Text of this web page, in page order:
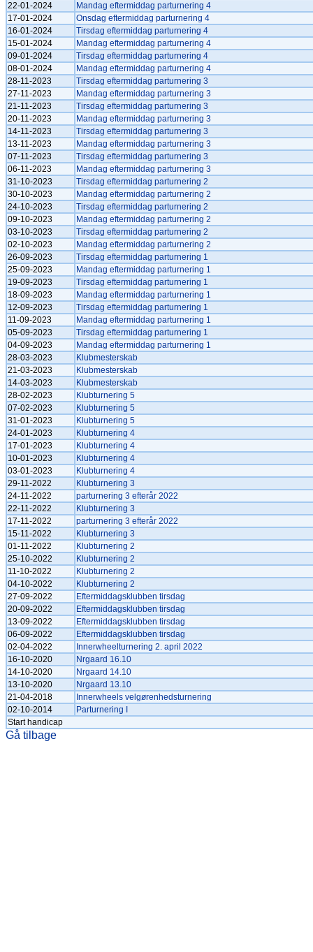
22-01-2024
Mandag eftermiddag parturnering 4
17-01-2024
Onsdag eftermiddag parturnering 4
16-01-2024
Tirsdag eftermiddag parturnering 4
15-01-2024
Mandag eftermiddag parturnering 4
09-01-2024
Tirsdag eftermiddag parturnering 4
08-01-2024
Mandag eftermiddag parturnering 4
28-11-2023
Tirsdag eftermiddag parturnering 3
27-11-2023
Mandag eftermiddag parturnering 3
21-11-2023
Tirsdag eftermiddag parturnering 3
20-11-2023
Mandag eftermiddag parturnering 3
14-11-2023
Tirsdag eftermiddag parturnering 3
13-11-2023
Mandag eftermiddag parturnering 3
07-11-2023
Tirsdag eftermiddag parturnering 3
06-11-2023
Mandag eftermiddag parturnering 3
31-10-2023
Tirsdag eftermiddag parturnering 2
30-10-2023
Mandag eftermiddag parturnering 2
24-10-2023
Tirsdag eftermiddag parturnering 2
09-10-2023
Mandag eftermiddag parturnering 2
03-10-2023
Tirsdag eftermiddag parturnering 2
02-10-2023
Mandag eftermiddag parturnering 2
26-09-2023
Tirsdag eftermiddag parturnering 1
25-09-2023
Mandag eftermiddag parturnering 1
19-09-2023
Tirsdag eftermiddag parturnering 1
18-09-2023
Mandag eftermiddag parturnering 1
12-09-2023
Tirsdag eftermiddag parturnering 1
11-09-2023
Mandag eftermiddag parturnering 1
05-09-2023
Tirsdag eftermiddag parturnering 1
04-09-2023
Mandag eftermiddag parturnering 1
28-03-2023
Klubmesterskab
21-03-2023
Klubmesterskab
14-03-2023
Klubmesterskab
28-02-2023
Klubturnering 5
07-02-2023
Klubturnering 5
31-01-2023
Klubturnering 5
24-01-2023
Klubturnering 4
17-01-2023
Klubturnering 4
10-01-2023
Klubturnering 4
03-01-2023
Klubturnering 4
29-11-2022
Klubturnering 3
24-11-2022
parturnering 3 efterår 2022
22-11-2022
Klubturnering 3
17-11-2022
parturnering 3 efterår 2022
15-11-2022
Klubturnering 3
01-11-2022
Klubturnering 2
25-10-2022
Klubturnering 2
11-10-2022
Klubturnering 2
04-10-2022
Klubturnering 2
27-09-2022
Eftermiddagsklubben tirsdag
20-09-2022
Eftermiddagsklubben tirsdag
13-09-2022
Eftermiddagsklubben tirsdag
06-09-2022
Eftermiddagsklubben tirsdag
02-04-2022
Innerwheelturnering 2. april 2022
16-10-2020
Nrgaard 16.10
14-10-2020
Nrgaard 14.10
13-10-2020
Nrgaard 13.10
21-04-2018
Innerwheels velgørenhedsturnering
02-10-2014
Parturnering I
Start handicap
Gå tilbage